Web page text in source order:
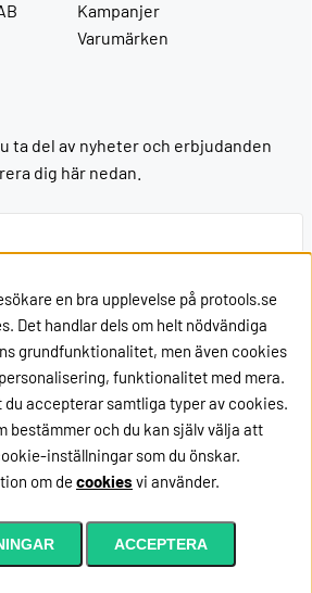
kundvagnen
Kampanjer
Varumärken
ta del av nyheter och erbjudanden
dig här nedan.
Ok
en bra upplevelse på protools.se
Det handlar dels om helt nödvändiga
grundfunktionalitet, men även cookies
funktionalitet med mera.
accepterar samtliga typer av cookies.
bestämmer och du kan själv välja att
inställningar som du önskar.
om de cookies vi använder.
ACCEPTERA